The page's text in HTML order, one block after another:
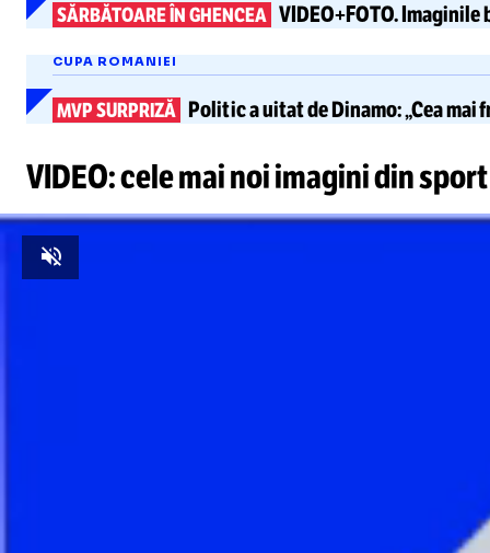
SĂRBĂTOARE ÎN GHENCEA VIDEO+FOTO.Imaginile
CUPA ROMANIEI
MVP SURPRIZĂ Politica uitat de Dinamo:„Cea mai
VIDEO: cele mai noi imagini din sport
Unmute